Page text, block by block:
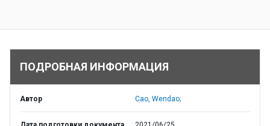
ПОДРОБНАЯ ИНФОРМАЦИЯ
Автор Cao, Wendao;